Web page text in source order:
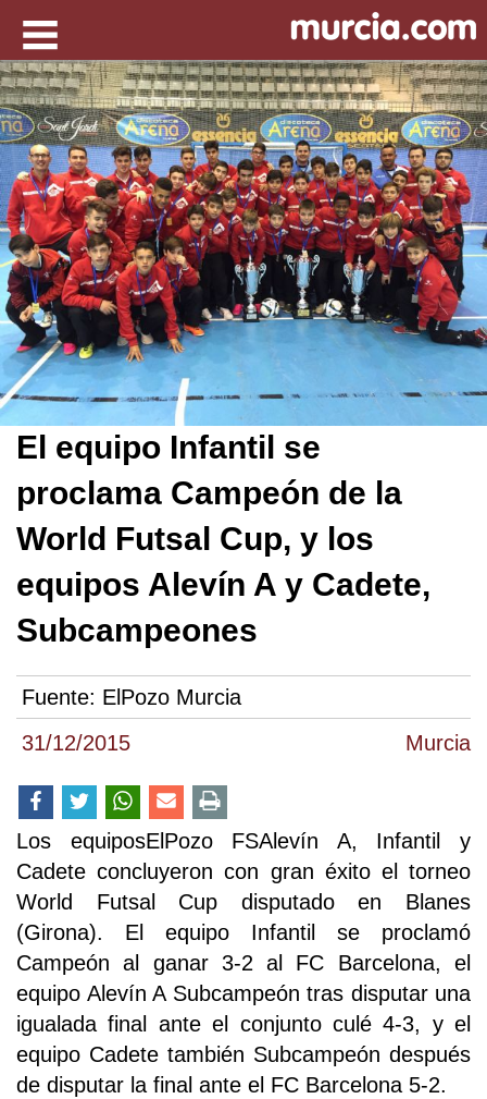
31/12/2015 Murcia
El equipo Infantil se
proclama Campeón de la
World Futsal Cup, y los
equipos Alevín A y Cadete,
Subcampeones
Fuente: ElPozo Murcia
Los equiposElPozo FSAlevín A, Infantil y
Cadete concluyeron con gran éxito el torneo
World Futsal Cup disputado en Blanes
(Girona). El equipo Infantil se proclamó
Campeón al ganar 3-2 al FC Barcelona, el
equipo Alevín A Subcampeón tras disputar una
igualada final ante el conjunto culé 4-3, y el
equipo Cadete también Subcampeón después
de disputar la final ante el FC Barcelona 5-2.